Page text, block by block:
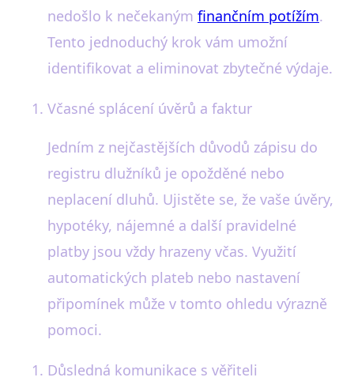
nedošlo k nečekaným finančním potížím.
Tento jednoduchý krok vám umožní
identifikovat a eliminovat zbytečné výdaje.
Včasné splácení úvěrů a faktur
Jedním z nejčastějších důvodů zápisu do
registru dlužníků je opožděné nebo
neplacení dluhů. Ujistěte se, že vaše úvěry,
hypotéky, nájemné a další pravidelné
platby jsou vždy hrazeny včas. Využití
automatických plateb nebo nastavení
připomínek může v tomto ohledu výrazně
pomoci.
Důsledná komunikace s věřiteli